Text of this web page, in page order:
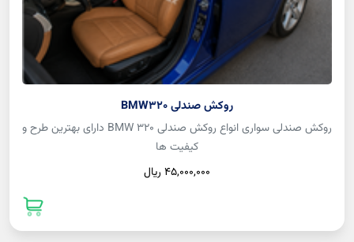
روکش صندلی BMW320
روکش صندلی سواری انواع روکش صندلی BMW 320 دارای بهترین طرح و
کیفیت ها
45,000,000 ريال